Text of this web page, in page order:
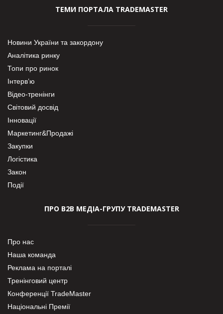
ТЕМИ ПОРТАЛА TRADEMASTER
Новини України та закордону
Аналітика ринку
Топи про ринок
Інтерв’ю
Відео-тренінги
Світовий досвід
Інновації
Маркетинг&Продажі
Закупки
Логістика
Закон
Події
ПРО В2В МЕДІА-ГРУПУ TRADEMASTER
Про нас
Наша команда
Реклама на порталі
Тренінговий центр
Конференції TradeMaster
Національні Премії